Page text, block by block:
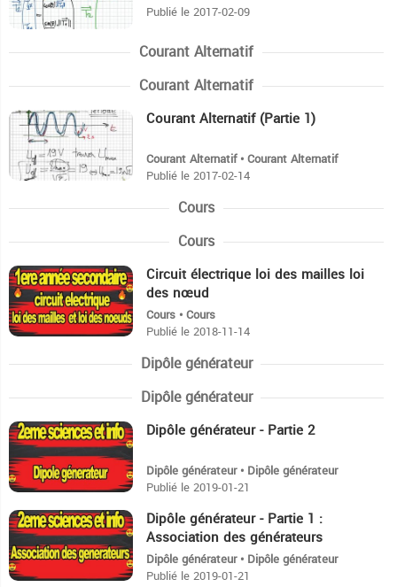
Publié le 2017-02-09
Courant Alternatif
Courant Alternatif
16:39 Courant Alternatif (Partie 1)
Courant Alternatif • Courant Alternatif
Publié le 2017-02-14
Cours
Cours
45:44 Circuit électrique loi des mailles loi
des nœud
Cours • Cours
Publié le 2018-11-14
Dipôle générateur
Dipôle générateur
38:26 Dipôle générateur - Partie 2
Dipôle générateur • Dipôle générateur
Publié le 2019-01-21
28:40 Dipôle générateur - Partie 1 :
Association des générateurs
Dipôle générateur • Dipôle générateur
Publié le 2019-01-21